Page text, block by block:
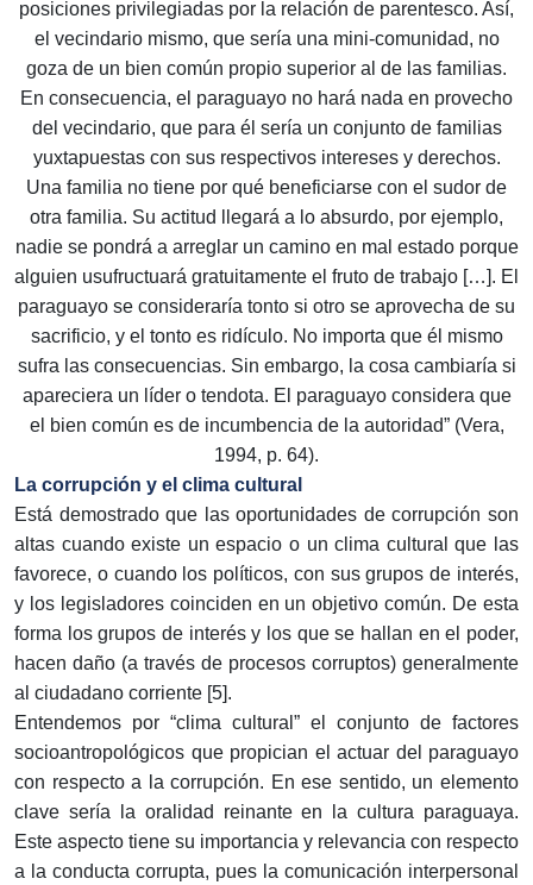
posiciones privilegiadas por la relación de parentesco. Así,
el vecindario mismo, que sería una mini-comunidad, no
goza de un bien común propio superior al de las familias.
En consecuencia, el paraguayo no hará nada en provecho
del vecindario, que para él sería un conjunto de familias
yuxtapuestas con sus respectivos intereses y derechos.
Una familia no tiene por qué beneficiarse con el sudor de
otra familia. Su actitud llegará a lo absurdo, por ejemplo,
nadie se pondrá a arreglar un camino en mal estado porque
alguien usufructuará gratuitamente el fruto de trabajo […]. El
paraguayo se consideraría tonto si otro se aprovecha de su
sacrificio, y el tonto es ridículo. No importa que él mismo
sufra las consecuencias. Sin embargo, la cosa cambiaría si
apareciera un líder o tendota. El paraguayo considera que
el bien común es de incumbencia de la autoridad” (Vera,
1994, p. 64).
La corrupción y el clima cultural
Está demostrado que las oportunidades de corrupción son
altas cuando existe un espacio o un clima cultural que las
favorece, o cuando los políticos, con sus grupos de interés,
y los legisladores coinciden en un objetivo común. De esta
forma los grupos de interés y los que se hallan en el poder,
hacen daño (a través de procesos corruptos) generalmente
al ciudadano corriente [5].
Entendemos por “clima cultural” el conjunto de factores
socioantropológicos que propician el actuar del paraguayo
con respecto a la corrupción. En ese sentido, un elemento
clave sería la oralidad reinante en la cultura paraguaya.
Este aspecto tiene su importancia y relevancia con respecto
a la conducta corrupta, pues la comunicación interpersonal